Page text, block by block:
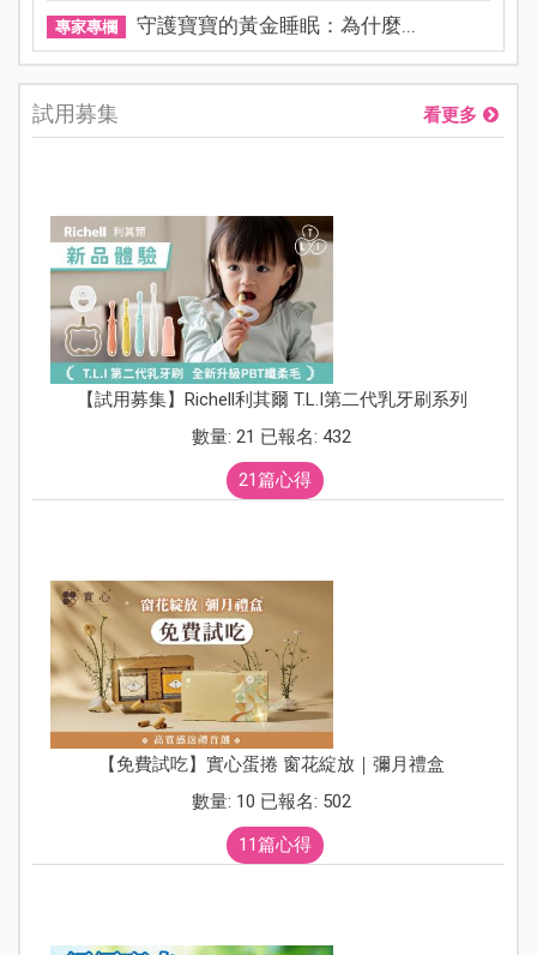
專家專欄 守護寶寶的黃金睡眠：為什麼...
試用募集 看更多
【試用募集】Richell利其爾 T.L.I第二代乳牙刷系列
數量: 21 已報名: 432
21篇心得
【免費試吃】實心蛋捲 窗花綻放｜彌月禮盒
數量: 10 已報名: 502
11篇心得